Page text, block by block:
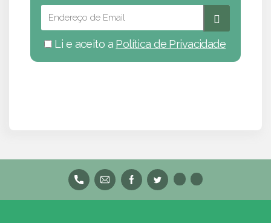
Li e aceito a Política de Privacidade